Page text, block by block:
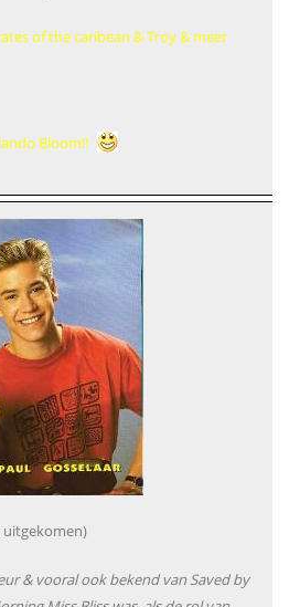
of the caribean & Troy & meer
Bloom!!
uitgekomen)
& vooral ook bekend van Saved by